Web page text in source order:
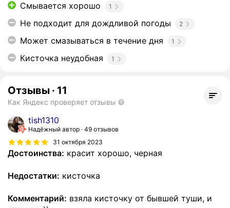
Смывается хорошо 1
Не подходит для дождливой погоды 2
Может смазываться в течение дня 1
Кисточка неудобная 1
Отзывы · 11
Как Яндекс проверяет отзывы
tish1310
Надёжный автор 49 отзывов
31 октября 2023
Достоинства: красит хорошо, черная
Недостатки: кисточка
Комментарий: взяла кисточку от бывшей туши, и